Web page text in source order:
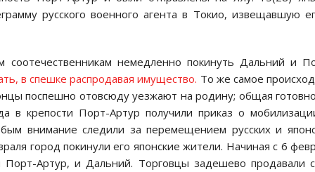
русского военного агента в Токио, извещавшую
соотечественникам немедленно покинуть Дальний и
в спешке распродавая имущество. То же самое
поспешно отовсюду уезжают на родину; общая
в крепости Порт-Артур получили приказ о
внимание следили за перемещением русских и
город покинули его японские жители. Начиная с 6
Артур, и Дальний. Торговцы задешево продавали